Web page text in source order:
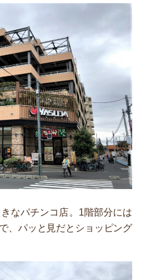
なパチンコ店。1階部分には
、パッと見だとショッピング